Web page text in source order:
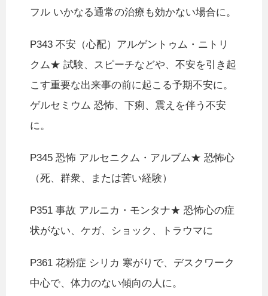
フル いかなる通常の治療も効かない場合に。
P343 不安（心配）アルゲントゥム・ニトリ
クム★ 試験、スピーチなどや、不安を引き起
こす重要な出来事の前に起こる予期不安に。
ゲルセミウム 恐怖、下痢、震えを伴う不安
に。
P345 恐怖 アルセニクム・アルブム★ 恐怖心
（死、群衆、または苦い経験）
P351 事故 アルニカ・モンタナ★ 恐怖心の症
状がない、ケガ、ショック、トラウマに
P361 花粉症 シリカ 寒がりで、デスクワーク
中心で、体力のない傾向の人に。